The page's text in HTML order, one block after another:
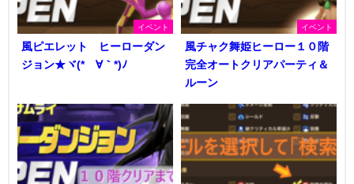
イベント
風ピエレット ヒーローダン
ジョン★ヾ(*´∀｀*)ﾉ
イベント
風チャク舞姫ヒーロー１０階
完全オートクリアパーティ＆
ルーン